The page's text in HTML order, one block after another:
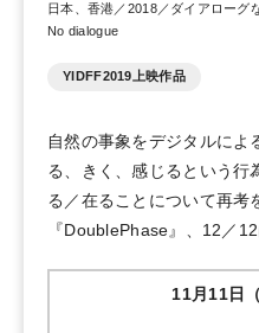
日本、香港／2018／ダイアローグ
No dialogue
YIDFF2019上映作品
自然の事象をデジタルによ
る、きく、感じるという行
る／在ることについて再考
『DoublePhase』、12／
11月11日